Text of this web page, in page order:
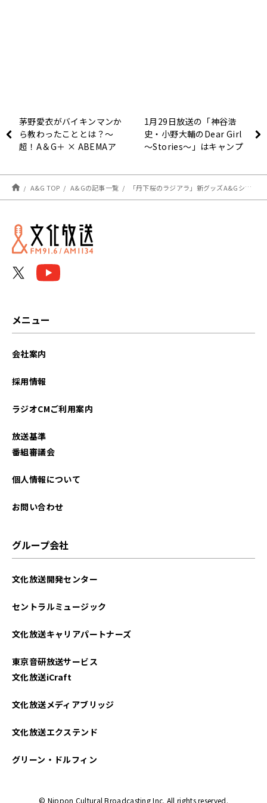
茅野愛衣がバイキンマンか
ら教わったこととは？～
超！A＆G＋ × ABEMAア
Program～A＆G Persons
Vol.16「茅野愛衣」前編
1月29日放送の「神谷浩
史・小野大輔のDear Girl
～Stories～」はキャンプ
A&G TOP A&Gの記事一覧 「丹下桜のラジアラ」新グッズA&Gショップで販売中！！
メニュー
会社案内
採用情報
ラジオCMご利用案内
放送基準
番組審議会
個人情報について
お問い合わせ
グループ会社
文化放送開発センター
セントラルミュージック
文化放送キャリアパートナーズ
東京音研放送サービス
文化放送iCraft
文化放送メディアブリッジ
文化放送エクステンド
グリーン・ドルフィン
© Nippon Cultural Broadcasting Inc. All rights reserved.